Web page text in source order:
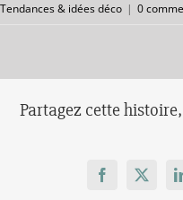
Tendances & idées déco | 0
Partagez cette
Facebook
X